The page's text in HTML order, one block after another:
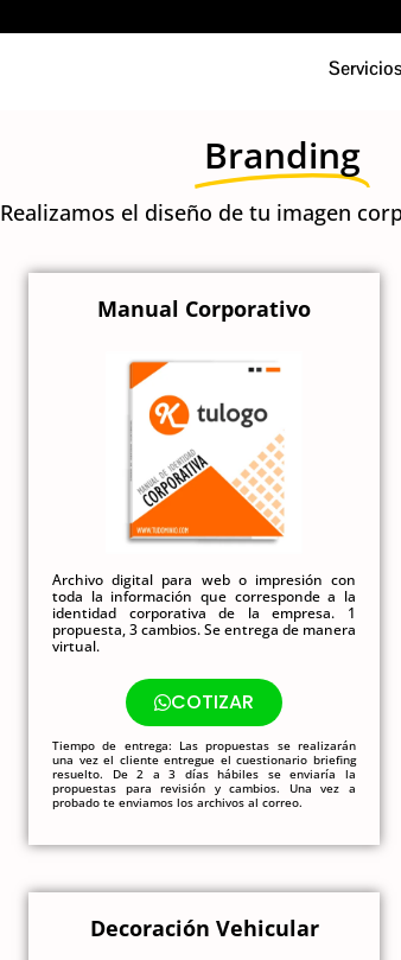
Servicios
Branding
Realizamos el diseño de tu imagen
Manual Corporativo
Archivo digital para web o impresión con
toda la información que corresponde a la
identidad corporativa de la empresa. 1
propuesta, 3 cambios. Se entrega de manera
virtual.
COTIZAR
Tiempo de entrega: Las propuestas se realizarán
una vez el cliente entregue el cuestionario briefing
resuelto. De 2 a 3 días hábiles se enviaría la
propuestas para revisión y cambios. Una vez a
probado te enviamos los archivos al correo.
Decoración Vehicular